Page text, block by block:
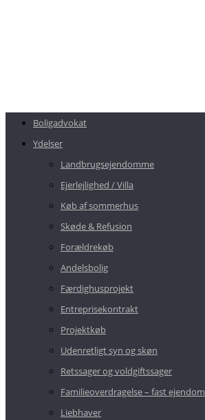
Boligadvokat
Ydelser
Landbrugsejendomme
Ejerlejlighed / Villa
Køb af sommerhus
Skøde & Refusion
Forældrekøb
Andelsbolig
Færdighusprojekt
Entreprisekontrakt
Projektkøb
Udenretligt syn og skøn
Retssager og voldgiftssager
Familieoverdragelse – fast ejendom
Liebhaver